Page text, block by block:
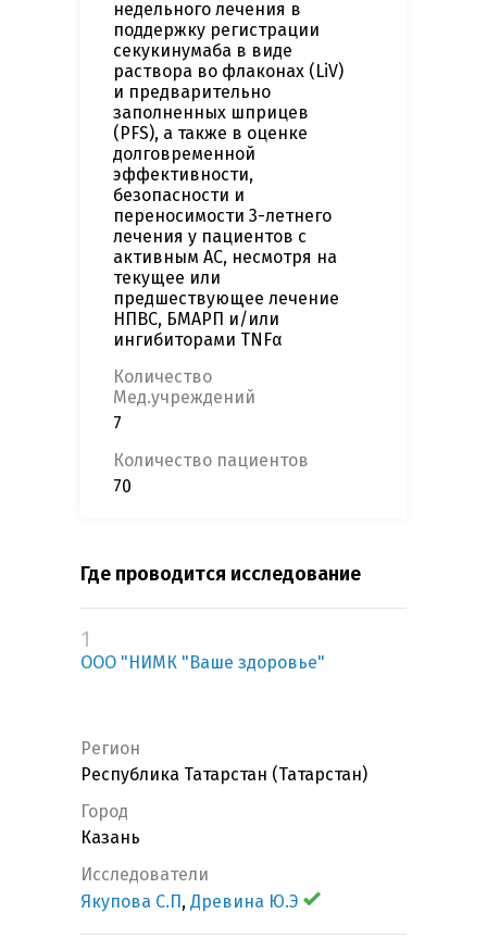
недельного лечения в
поддержку регистрации
секукинумаба в виде
раствора во флаконах (LiV)
и предварительно
заполненных шприцев
(PFS), а также в оценке
долговременной
эффективности,
безопасности и
переносимости 3-летнего
лечения у пациентов с
активным АС, несмотря на
текущее или
предшествующее лечение
НПВС, БМАРП и/или
ингибиторами TNFα
Количество
Мед.учреждений
7
Количество пациентов
70
Где проводится исследование
1
ООО "НИМК "Ваше здоровье"
Регион
Республика Татарстан (Татарстан)
Город
Казань
Исследователи
Якупова С.П , Древина Ю.Э